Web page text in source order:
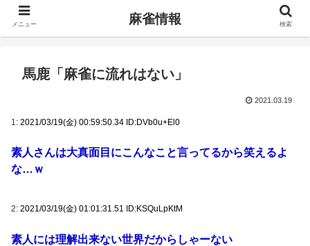
馬鹿「麻雀に流れはない」
2021.03.19
1: 2021/03/19(金) 00:59:50.34 ID:DVb0u+El0
素人さんは大真面目にこんなこと言ってるから笑えるよ
な…ｗ
2: 2021/03/19(金) 01:01:31.51 ID:KSQuLpKtM
素人には理解出来ない世界だからしゃーない
メニュー 麻雀情報 検索